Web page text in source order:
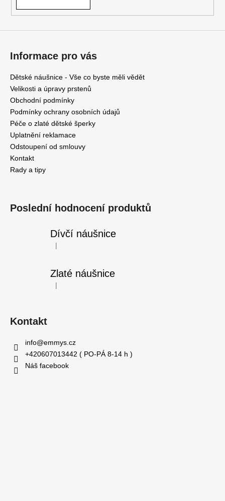
Informace pro vás
Dětské náušnice - Vše co byste měli vědět
Velikosti a úpravy prstenů
Obchodní podmínky
Podmínky ochrany osobních údajů
Péče o zlaté dětské šperky
Uplatnění reklamace
Odstoupení od smlouvy
Kontakt
Rady a tipy
Poslední hodnocení produktů
Dívčí náušnice
Hodnocení produktu je 5 z 5 hvězdiček.
|
Zlaté náušnice
Hodnocení produktu je 5 z 5 hvězdiček.
|
Kontakt
info@emmys.cz
+420607013442 ( PO-PÁ 8-14 h )
Náš facebook